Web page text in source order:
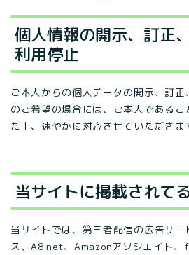
個人情報の開示、訂正
利用停止
ご本人からの個人データの開示、訂
のご希望の場合には、ご本人である
た上、速やかに対応させていただきま
当サイトに掲載されて
当サイトでは、第三者配信の広告サ
ス、A8.net、Amazonアソシエイト